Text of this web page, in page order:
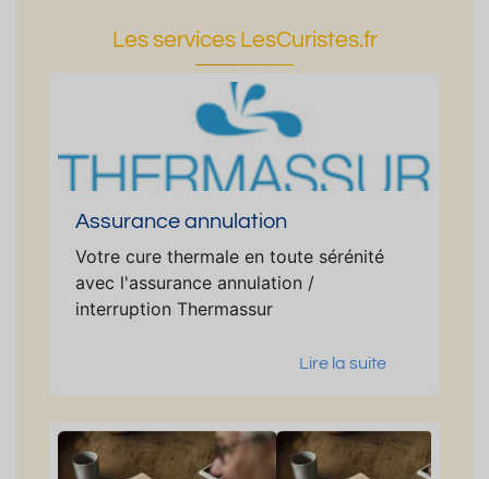
Les services LesCuristes.fr
Assurance annulation
Votre cure thermale en toute sérénité
avec l'assurance annulation /
interruption Thermassur
Lire la suite